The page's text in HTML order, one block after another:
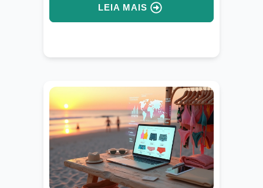
LEIA MAIS